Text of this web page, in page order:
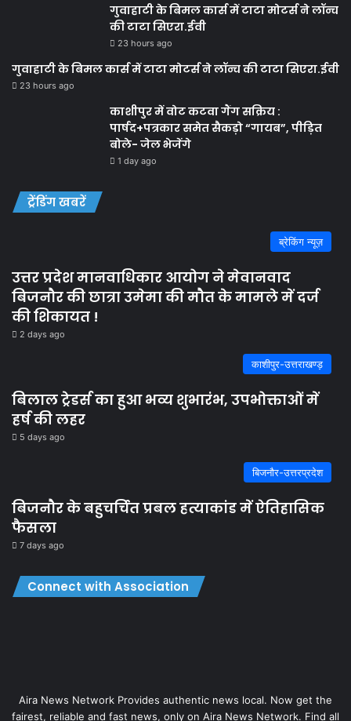
गुवाहाटी के बिमल कार्स में टाटा मोटर्स ने लॉन्च
की टाटा सिएरा.ईवी
23 hours ago
गुवाहाटी के बिमल कार्स में टाटा मोटर्स ने लॉन्च की टाटा सिएरा.ईवी
23 hours ago
काशीपुर में वोट कटवा गैंग सक्रिय :
पार्षद+पत्रकार समेत सैकड़ो “गायब”, पीड़ित
बोले- जेल भेजेंगे
1 day ago
ट्रेंडिंग खबरें
ब्रेकिंग न्यूज़
उत्तर प्रदेश मानवाधिकार आयोग ने मेवानवाद
बिजनौर की छात्रा उमेमा की मौत के मामले में दर्ज
की शिकायत !
2 days ago
काशीपुर-उत्तराखण्ड़
बिलाल ट्रेडर्स का हुआ भव्य शुभारंभ, उपभोक्ताओं में
हर्ष की लहर
5 days ago
बिजनौर-उत्तरप्रदेश
बिजनौर के बहुचर्चित प्रबल हत्याकांड में ऐतिहासिक
फैसला
7 days ago
Connect with Association
Aira News Network Provides authentic news local. Now get the
fairest, reliable and fast news, only on Aira News Network. Find all